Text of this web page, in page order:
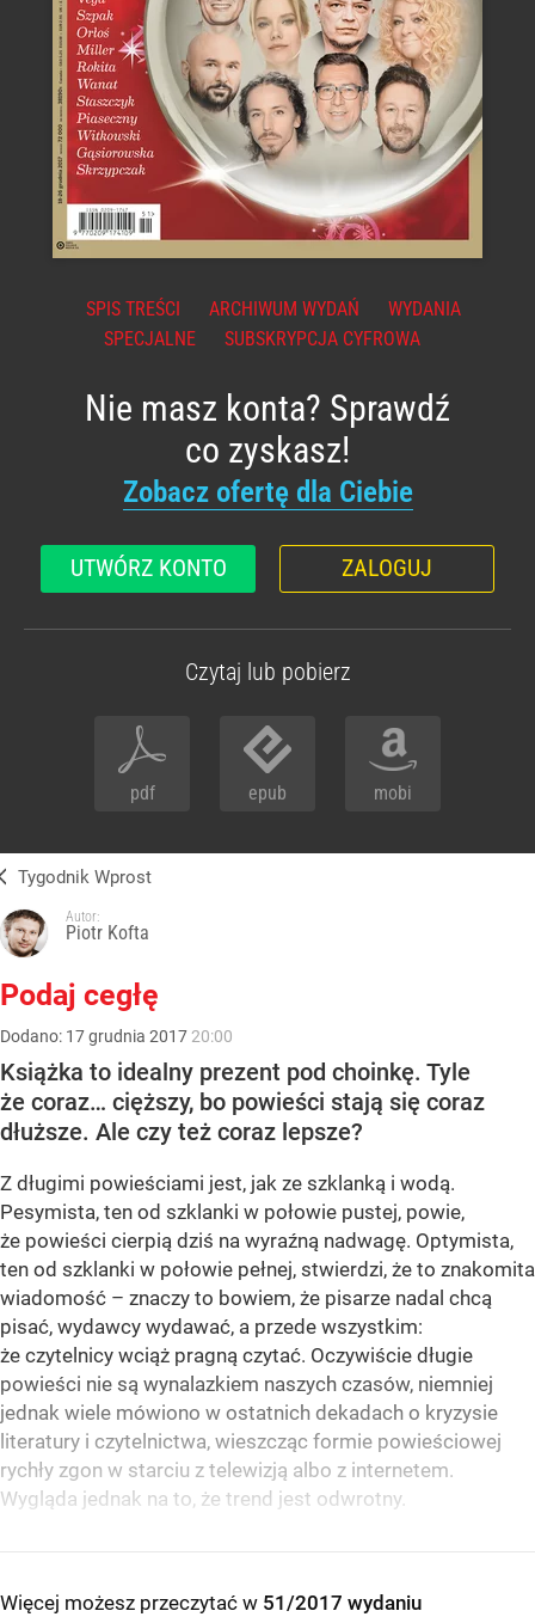
SPIS TREŚCI ARCHIWUM WYDAŃ
WYDANIA
SPECJALNE
SUBSKRYPCJA CYFROWA
Nie masz konta? Sprawdź
co zyskasz!
Zobacz ofertę dla Ciebie
UTWÓRZ KONTO ZALOGUJ
Czytaj lub pobierz
pdf epub mobi
Tygodnik Wprost
Autor:
Piotr Kofta
Podaj cegłę
Dodano: 17grudnia 2017 20:00
Książka to idealny prezent pod choinkę. Tyle
że coraz… cięższy, bo powieści stają się coraz
dłuższe. Ale czy też coraz lepsze?
Z długimi powieściami jest, jak ze szklanką i wodą.
Pesymista, ten od szklanki w połowie pustej, powie,
że powieści cierpią dziś na wyraźną nadwagę. Optymista,
ten od szklanki w połowie pełnej, stwierdzi, że to znakomita
wiadomość – znaczy to bowiem, że pisarze nadal chcą
pisać, wydawcy wydawać, a przede wszystkim:
że czytelnicy wciąż pragną czytać. Oczywiście długie
powieści nie są wynalazkiem naszych czasów, niemniej
jednak wiele mówiono w ostatnich dekadach o kryzysie
literatury i czytelnictwa, wieszcząc formie powieściowej
rychły zgon w starciu z telewizją albo z internetem.
Wygląda jednak na to, że trend jest odwrotny.
Więcej możesz przeczytać w 51/2017 wydaniu